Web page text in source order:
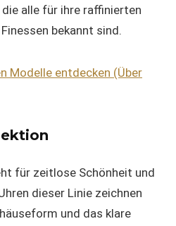
alle für ihre raffinierten
bekannt sind.
Modelle entdecken (Über
für zeitlose Schönheit und
dieser Linie zeichnen
und das klare